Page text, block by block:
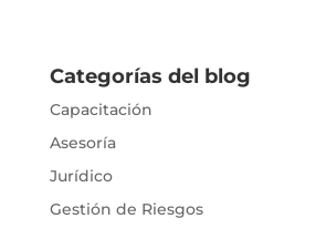
Categorías del blog
Capacitación
Asesoría
Jurídico
Gestión de Riesgos